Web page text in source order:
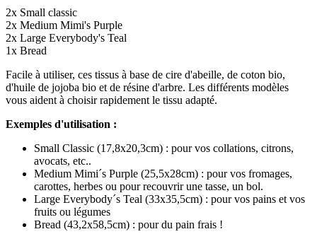
2x Small classic
2x Medium Mimi's Purple
2x Large Everybody's Teal
1x Bread
Facile à utiliser, ces tissus à base de cire d'abeille, de coton bio,
d'huile de jojoba bio et de résine d'arbre. Les différents modèles
vous aident à choisir rapidement le tissu adapté.
Exemples d'utilisation :
Small Classic (17,8x20,3cm) : pour vos collations, citrons,
avocats, etc..
Medium Mimi´s Purple (25,5x28cm) : pour vos fromages,
carottes, herbes ou pour recouvrir une tasse, un bol.
Large Everybody´s Teal (33x35,5cm) : pour vos pains et vos
fruits ou légumes
Bread (43,2x58,5cm) : pour du pain frais !